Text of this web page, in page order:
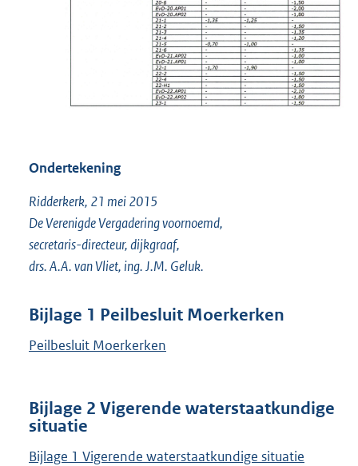
Ondertekening
Ridderkerk, 21 mei 2015
De Verenigde Vergadering voornoemd,
secretaris-directeur, dijkgraaf,
drs. A.A. van Vliet, ing. J.M. Geluk.
Bijlage 1 Peilbesluit Moerkerken
Peilbesluit Moerkerken
Bijlage 2 Vigerende waterstaatkundige
situatie
Bijlage 1 Vigerende waterstaatkundige situatie